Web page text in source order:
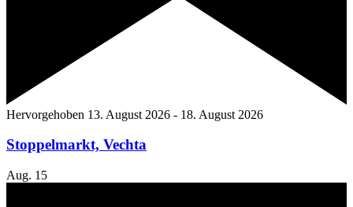
Hervorgehoben 13. August 2026 - 18. August 2026
Stoppelmarkt, Vechta
Aug. 15